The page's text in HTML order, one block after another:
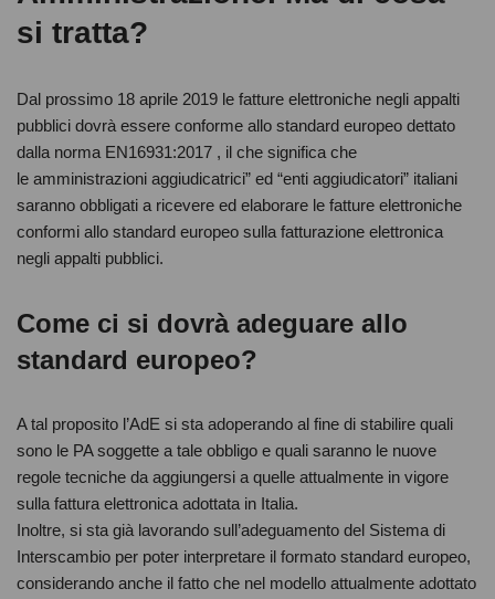
si tratta?
Dal prossimo 18 aprile 2019 le fatture elettroniche negli appalti
pubblici dovrà essere conforme allo standard europeo dettato
dalla norma EN16931:2017 , il che significa che
le amministrazioni aggiudicatrici” ed “enti aggiudicatori” italiani
saranno obbligati a ricevere ed elaborare le fatture elettroniche
conformi allo standard europeo sulla fatturazione elettronica
negli appalti pubblici.
Come ci si dovrà adeguare allo
standard europeo?
A tal proposito l’AdE si sta adoperando al fine di stabilire quali
sono le PA soggette a tale obbligo e quali saranno le nuove
regole tecniche da aggiungersi a quelle attualmente in vigore
sulla fattura elettronica adottata in Italia.
Inoltre, si sta già lavorando sull’adeguamento del Sistema di
Interscambio per poter interpretare il formato standard europeo,
considerando anche il fatto che nel modello attualmente adottato